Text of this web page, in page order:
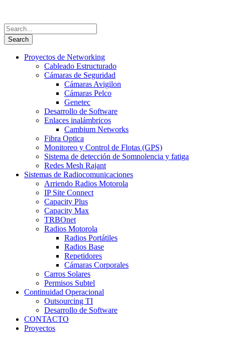
Proyectos de Networking
Cableado Estructurado
Cámaras de Seguridad
Cámaras Avigilon
Cámaras Pelco
Genetec
Desarrollo de Software
Enlaces inalámbricos
Cambium Networks
Fibra Optica
Monitoreo y Control de Flotas (GPS)
Sistema de detección de Somnolencia y fatiga
Redes Mesh Rajant
Sistemas de Radiocomunicaciones
Arriendo Radios Motorola
IP Site Connect
Capacity Plus
Capacity Max
TRBOnet
Radios Motorola
Radios Portátiles
Radios Base
Repetidores
Cámaras Corporales
Carros Solares
Permisos Subtel
Continuidad Operacional
Outsourcing TI
Desarrollo de Software
CONTACTO
Proyectos